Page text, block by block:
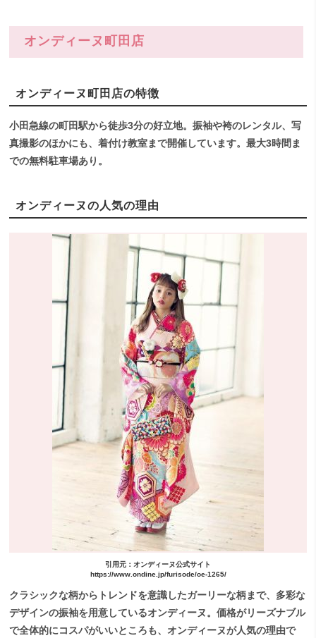
オンディーヌ町田店
オンディーヌ町田店の特徴
小田急線の町田駅から徒歩3分の好立地。振袖や袴のレンタル、写
真撮影のほかにも、着付け教室まで開催しています。最大3時間ま
での無料駐車場あり。
オンディーヌの人気の理由
引用元：オンディーヌ公式サイト
https://www.ondine.jp/furisode/oe-1265/
クラシックな柄からトレンドを意識したガーリーな柄まで、多彩な
デザインの振袖を用意しているオンディーヌ。価格がリーズナブル
で全体的にコスパがいいところも、オンディーヌが人気の理由で